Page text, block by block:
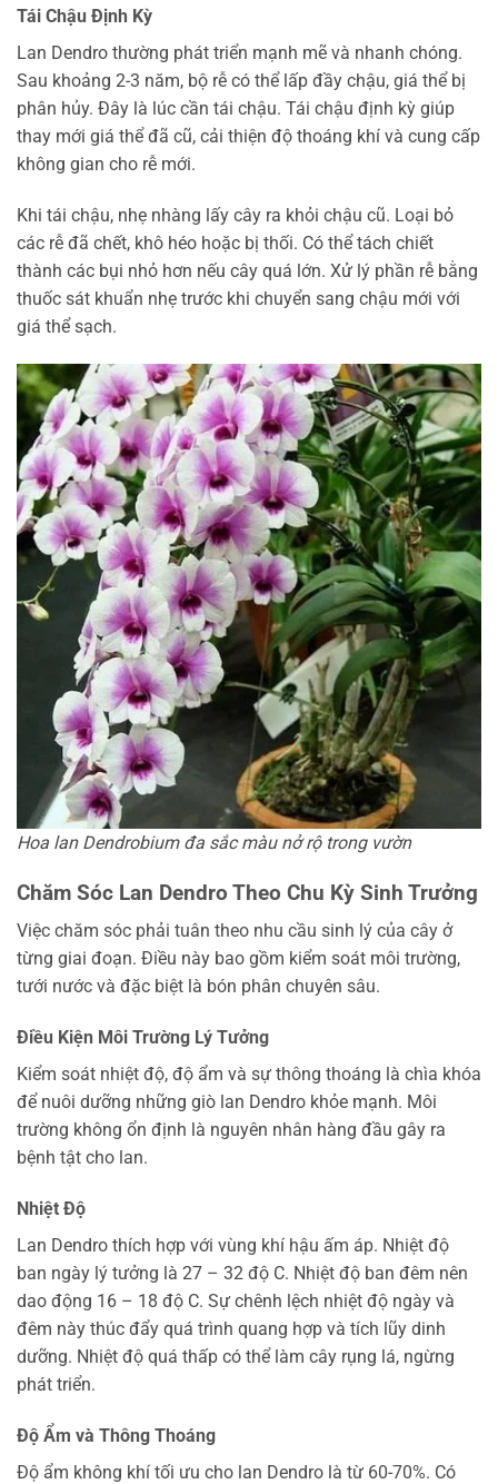
Tái Chậu Định Kỳ
Lan Dendro thường phát triển mạnh mẽ và nhanh chóng.
Sau khoảng 2-3 năm, bộ rễ có thể lấp đầy chậu, giá thể bị
phân hủy. Đây là lúc cần tái chậu. Tái chậu định kỳ giúp
thay mới giá thể đã cũ, cải thiện độ thoáng khí và cung cấp
không gian cho rễ mới.
Khi tái chậu, nhẹ nhàng lấy cây ra khỏi chậu cũ. Loại bỏ
các rễ đã chết, khô héo hoặc bị thối. Có thể tách chiết
thành các bụi nhỏ hơn nếu cây quá lớn. Xử lý phần rễ bằng
thuốc sát khuẩn nhẹ trước khi chuyển sang chậu mới với
giá thể sạch.
Hoa lan Dendrobium đa sắc màu nở rộ trong vườn
Chăm Sóc Lan Dendro Theo Chu Kỳ Sinh Trưởng
Việc chăm sóc phải tuân theo nhu cầu sinh lý của cây ở
từng giai đoạn. Điều này bao gồm kiểm soát môi trường,
tưới nước và đặc biệt là bón phân chuyên sâu.
Điều Kiện Môi Trường Lý Tưởng
Kiểm soát nhiệt độ, độ ẩm và sự thông thoáng là chìa khóa
để nuôi dưỡng những giò lan Dendro khỏe mạnh. Môi
trường không ổn định là nguyên nhân hàng đầu gây ra
bệnh tật cho lan.
Nhiệt Độ
Lan Dendro thích hợp với vùng khí hậu ấm áp. Nhiệt độ
ban ngày lý tưởng là 27 – 32 độ C. Nhiệt độ ban đêm nên
dao động 16 – 18 độ C. Sự chênh lệch nhiệt độ ngày và
đêm này thúc đẩy quá trình quang hợp và tích lũy dinh
dưỡng. Nhiệt độ quá thấp có thể làm cây rụng lá, ngừng
phát triển.
Độ Ẩm và Thông Thoáng
Độ ẩm không khí tối ưu cho lan Dendro là từ 60-70%. Có